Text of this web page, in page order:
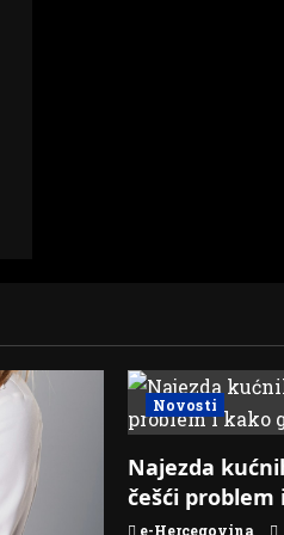
Novosti
Najezda
češći
e-Hercegovina